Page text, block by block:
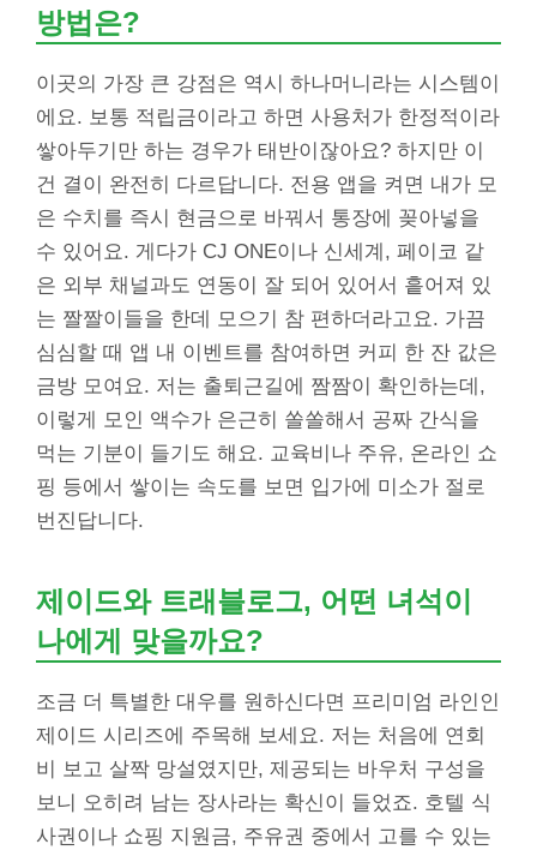
방법은?
이곳의 가장 큰 강점은 역시 하나머니라는 시스템이
에요. 보통 적립금이라고 하면 사용처가 한정적이라
쌓아두기만 하는 경우가 태반이잖아요? 하지만 이
건 결이 완전히 다르답니다. 전용 앱을 켜면 내가 모
은 수치를 즉시 현금으로 바꿔서 통장에 꽂아넣을
수 있어요. 게다가 CJ ONE이나 신세계, 페이코 같
은 외부 채널과도 연동이 잘 되어 있어서 흩어져 있
는 짤짤이들을 한데 모으기 참 편하더라고요. 가끔
심심할 때 앱 내 이벤트를 참여하면 커피 한 잔 값은
금방 모여요. 저는 출퇴근길에 짬짬이 확인하는데,
이렇게 모인 액수가 은근히 쏠쏠해서 공짜 간식을
먹는 기분이 들기도 해요. 교육비나 주유, 온라인 쇼
핑 등에서 쌓이는 속도를 보면 입가에 미소가 절로
번진답니다.
제이드와 트래블로그, 어떤 녀석이
나에게 맞을까요?
조금 더 특별한 대우를 원하신다면 프리미엄 라인인
제이드 시리즈에 주목해 보세요. 저는 처음에 연회
비 보고 살짝 망설였지만, 제공되는 바우처 구성을
보니 오히려 남는 장사라는 확신이 들었죠. 호텔 식
사권이나 쇼핑 지원금, 주유권 중에서 고를 수 있는